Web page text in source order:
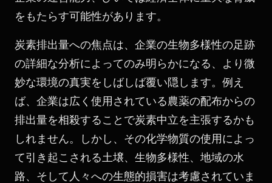
をもたらす可能性があります。
炭素排出量への焦点は、企業の生物多様性の足跡
の詳細な分析によってのみ明らかになる、より微
妙な環境の真実をしばしば覆い隠します。例え
ば、企業は広く使用されている農薬の配布からの
排出量を相殺することで炭素中立を主張するかも
しれません。しかし、その化学物質の使用によっ
て引き起こされる土壌、生物多様性、地域の水
路、そして人々への生態的損害は考慮されていま